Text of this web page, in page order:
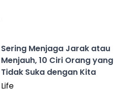
Sering Menjaga Jarak atau
Menjauh, 10 Ciri Orang yang
Tidak Suka dengan Kita
Life